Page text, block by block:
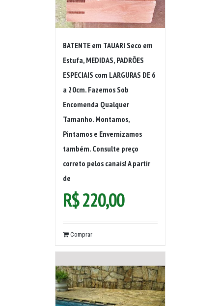
BATENTE em TAUARI Seco em
Estufa, MEDIDAS, PADRÕES
ESPECIAIS com LARGURAS DE 6
a 20cm. Fazemos Sob
Encomenda Qualquer
Tamanho. Montamos,
Pintamos e Envernizamos
também. Consulte preço
correto pelos canais! A partir
de
R$220,00
Comprar